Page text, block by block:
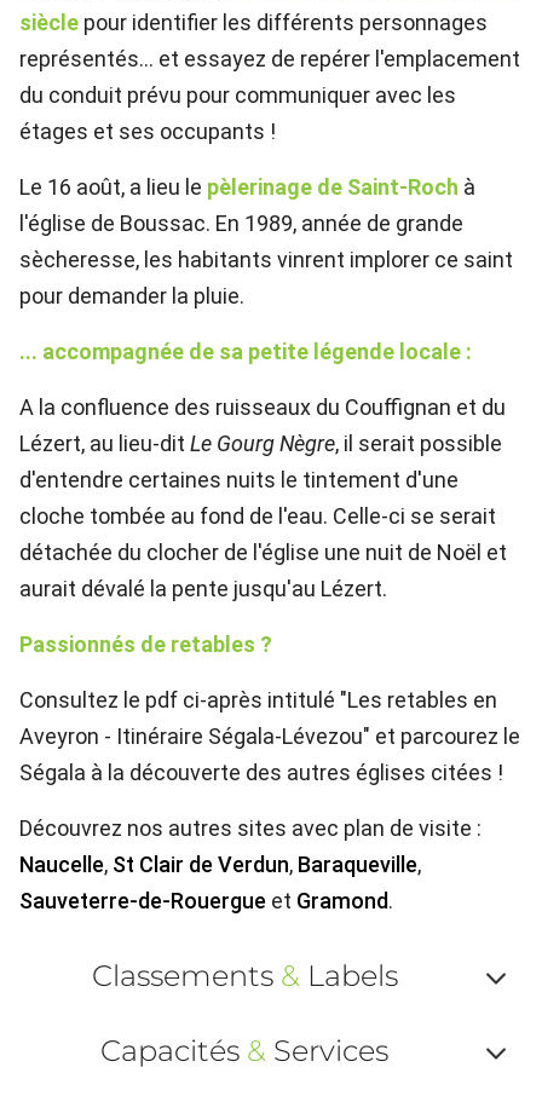
siècle pour identifier les différents personnages
représentés... et essayez de repérer l'emplacement
du conduit prévu pour communiquer avec les
étages et ses occupants !
Le 16 août, a lieu le pèlerinage de Saint-Roch à
l'église de Boussac. En 1989, année de grande
sècheresse, les habitants vinrent implorer ce saint
pour demander la pluie.
... accompagnée de sa petite légende locale :
A la confluence des ruisseaux du Couffignan et du
Lézert, au lieu-dit Le Gourg Nègre, il serait possible
d'entendre certaines nuits le tintement d'une
cloche tombée au fond de l'eau. Celle-ci se serait
détachée du clocher de l'église une nuit de Noël et
aurait dévalé la pente jusqu'au Lézert.
Passionnés de retables ?
Consultez le pdf ci-après intitulé "Les retables en
Aveyron - Itinéraire Ségala-Lévezou" et parcourez le
Ségala à la découverte des autres églises citées !
Découvrez nos autres sites avec plan de visite :
Naucelle, St Clair de Verdun, Baraqueville,
Sauveterre-de-Rouergue et Gramond.
Classements & Labels
ou
Capacités & Services